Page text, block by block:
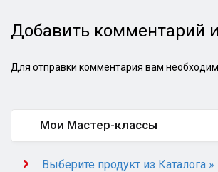
Добавить комментарий
Для отправки комментария вам
Мои Мастер-классы
Выберите продукт из Каталога »